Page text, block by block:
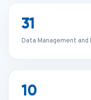
31
Data Management
10